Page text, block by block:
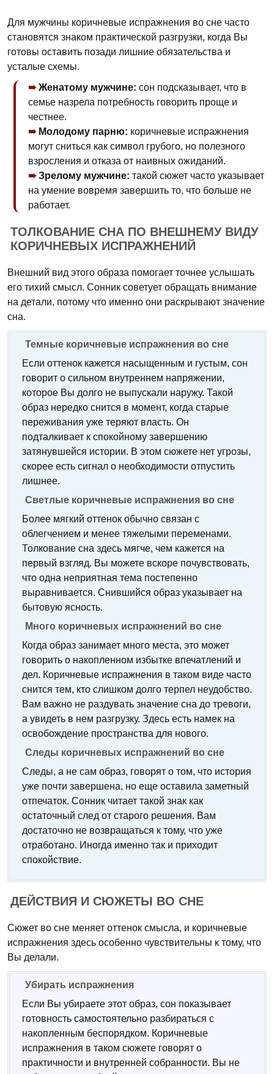
Для мужчины коричневые испражнения во сне часто
становятся знаком практической разгрузки, когда Вы
готовы оставить позади лишние обязательства и
усталые схемы.
Женатому мужчине: сон подсказывает, что в
семье назрела потребность говорить проще и
честнее.
Молодому парню: коричневые испражнения
могут сниться как символ грубого, но полезного
взросления и отказа от наивных ожиданий.
Зрелому мужчине: такой сюжет часто указывает
на умение вовремя завершить то, что больше не
работает.
ТОЛКОВАНИЕ СНА ПО ВНЕШНЕМУ ВИДУ
КОРИЧНЕВЫХ ИСПРАЖНЕНИЙ
Внешний вид этого образа помогает точнее услышать
его тихий смысл. Сонник советует обращать внимание
на детали, потому что именно они раскрывают значение
сна.
Темные коричневые испражнения во сне
Если оттенок кажется насыщенным и густым, сон
говорит о сильном внутреннем напряжении,
которое Вы долго не выпускали наружу. Такой
образ нередко снится в момент, когда старые
переживания уже теряют власть. Он
подталкивает к спокойному завершению
затянувшейся истории. В этом сюжете нет угрозы,
скорее есть сигнал о необходимости отпустить
лишнее.
Светлые коричневые испражнения во сне
Более мягкий оттенок обычно связан с
облегчением и менее тяжелыми переменами.
Толкование сна здесь мягче, чем кажется на
первый взгляд. Вы можете вскоре почувствовать,
что одна неприятная тема постепенно
выравнивается. Снившийся образ указывает на
бытовую ясность.
Много коричневых испражнений во сне
Когда образ занимает много места, это может
говорить о накопленном избытке впечатлений и
дел. Коричневые испражнения в таком виде часто
снится тем, кто слишком долго терпел неудобство.
Вам важно не раздувать значение сна до тревоги,
а увидеть в нем разгрузку. Здесь есть намек на
освобождение пространства для нового.
Следы коричневых испражнений во сне
Следы, а не сам образ, говорят о том, что история
уже почти завершена, но еще оставила заметный
отпечаток. Сонник читает такой знак как
остаточный след от старого решения. Вам
достаточно не возвращаться к тому, что уже
отработано. Иногда именно так и приходит
спокойствие.
ДЕЙСТВИЯ И СЮЖЕТЫ ВО СНЕ
Сюжет во сне меняет оттенок смысла, и коричневые
испражнения здесь особенно чувствительны к тому, что
Вы делали.
Убирать испражнения
Если Вы убираете этот образ, сон показывает
готовность самостоятельно разбираться с
накопленным беспорядком. Коричневые
испражнения в таком сюжете говорят о
практичности и внутренней собранности. Вы не